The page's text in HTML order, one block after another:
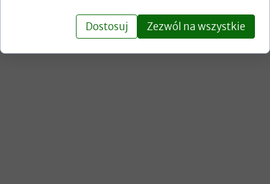
Wyślij
Dostosuj Zezwól na wszystkie